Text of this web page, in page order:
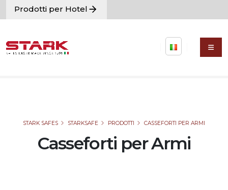
Prodotti per Hotel
STARK SAFES STARKSAFE PRODOTTI CASSEFORTI PER ARMI
Casseforti per Armi